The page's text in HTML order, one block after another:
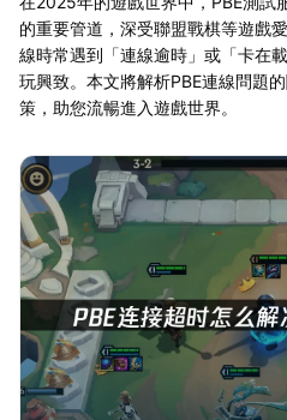
的重要管道，深受聯盟戰棋等遊戲
線時常遇到「連線逾時」或「卡在
玩興致。本文將解析PBE連線問題
策，助您流暢進入遊戲世界。